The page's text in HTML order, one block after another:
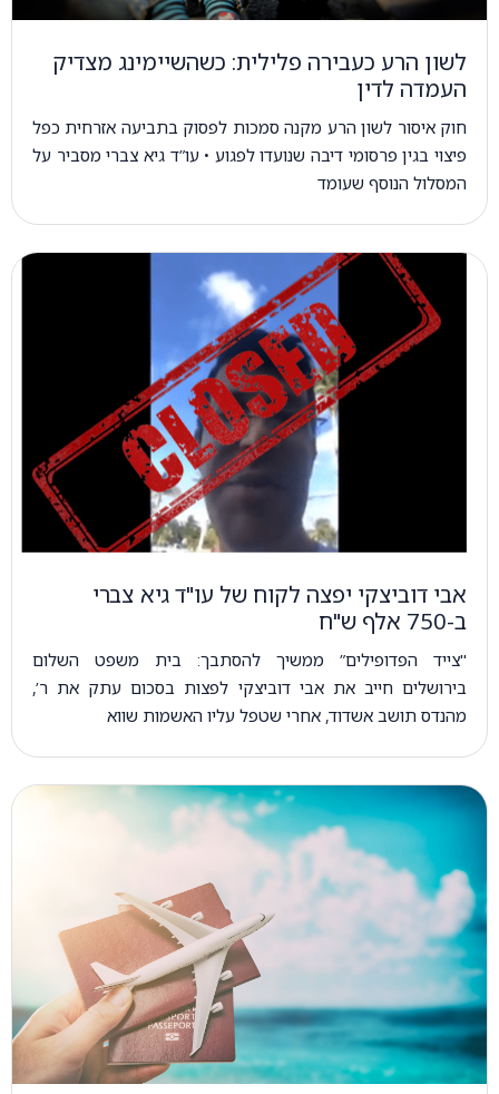
לשון הרע כעבירה פלילית: כשהשיימינג מצדיק
העמדה לדין
חוק איסור לשון הרע מקנה סמכות לפסוק בתביעה אזרחית כפל
פיצוי בגין פרסומי דיבה שנועדו לפגוע • עו”ד גיא צברי מסביר על
המסלול הנוסף שעומד
אבי דוביצקי יפצה לקוח של עו"ד גיא צברי
ב-750 אלף ש"ח
"צייד הפדופילים” ממשיך להסתבך: בית משפט השלום
בירושלים חייב את אבי דוביצקי לפצות בסכום עתק את ר’,
מהנדס תושב אשדוד, אחרי שטפל עליו האשמות שווא